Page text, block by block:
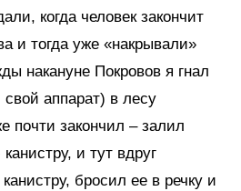
когда человек закончит
и тогда уже «накрывали»
накануне Покровов я гнал
аппарат) в лесу
почти закончил – залил
и тут вдруг
бросил ее в речку и